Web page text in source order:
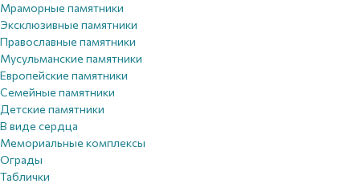
Мраморные памятники
Эксклюзивные памятники
Православные памятники
Мусульманские памятники
Европейские памятники
Семейные памятники
Детские памятники
В виде сердца
Мемориальные комплексы
Ограды
Таблички